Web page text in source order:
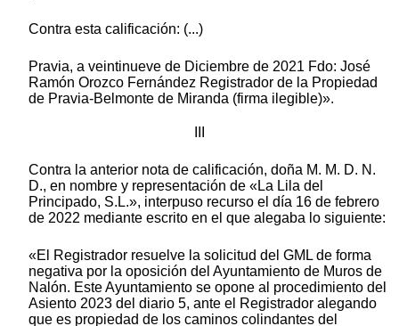
Contra esta calificación: (...)
Pravia, a veintinueve de Diciembre de 2021 Fdo: José
Ramón Orozco Fernández Registrador de la Propiedad
de Pravia-Belmonte de Miranda (firma ilegible)».
Contra la anterior nota de calificación, doña M. M. D. N.
D., en nombre y representación de «La Lila del
Principado, S.L.», interpuso recurso el día 16 de febrero
de 2022 mediante escrito en el que alegaba lo siguiente:
«El Registrador resuelve la solicitud del GML de forma
negativa por la oposición del Ayuntamiento de Muros de
Nalón. Este Ayuntamiento se opone al procedimiento del
Asiento 2023 del diario 5, ante el Registrador alegando
que es propiedad de los caminos colindantes del